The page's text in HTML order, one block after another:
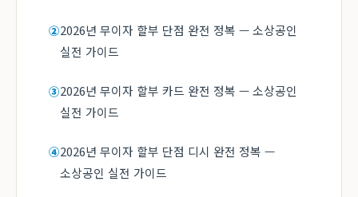
②2026년 무이자 할부 단점 완전 정복 — 소상공인
실전 가이드
③2026년 무이자 할부 카드 완전 정복 — 소상공인
실전 가이드
④2026년 무이자 할부 단점 디시 완전 정복 —
소상공인 실전 가이드